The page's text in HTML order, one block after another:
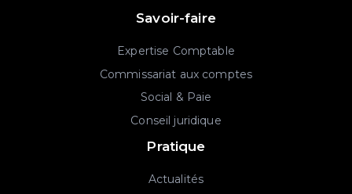
Savoir-faire
Expertise Comptable
Commissariat aux comptes
Social & Paie
Conseil juridique
Pratique
Actualités